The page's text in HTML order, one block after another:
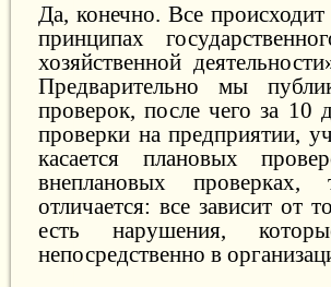
Да, конечно. Все
принципах
хозяйственной
Предварительно мы
проверок, после чего за 10
проверки на предприятии,
касается плановых
внеплановых
отличается: все зависит от
есть нарушения,
непосредственно в